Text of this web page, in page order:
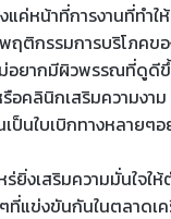
แค่หน้าที่การงานที่ทำ
ติกรรมการบริโภคข
ม่อยากมีผิวพรรณที่ดู
อคลินิกเสริมความงา
ป็นใบเบิกทางหลายๆ
ร่ยิ่งเสริมความมั่นใจใ
แข่งขันกันในตลาดเค